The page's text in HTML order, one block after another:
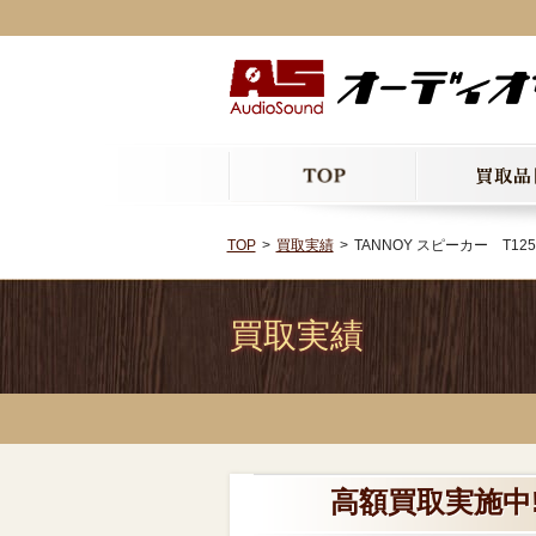
TOP 買取実績 TANNOY スピーカー
買取実績
高額買取実施